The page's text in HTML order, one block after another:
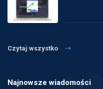
Czytaj wszystko
Najnowsze wiadomości